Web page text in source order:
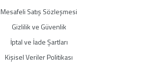
Mesafeli Satış Sözleşmesi
Gizlilik ve Güvenlik
İptal ve İade Şartları
Kişisel Veriler Politikası